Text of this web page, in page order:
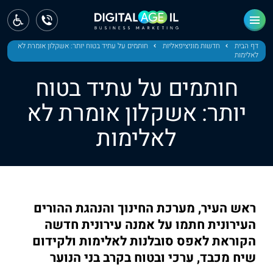
דף הבית חדשות מוניציפאליות
חותמים על עתיד בטוח יותר: אשקלון אומרת לא
לאלימות
חותמים על עתיד בטוח
יותר: אשקלון אומרת לא
לאלימות
ראש העיר, מערכת החינוך והנהגת ההורים
העירונית חתמו על אמנה עירונית חדשה
הקוראת לאפס סובלנות לאלימות ולקידום
שיח מכבד, ערכי ובטוח בקרב בני הנוער
ראשי
חדשות
מחוז חיפה
מחוז מרכז
תל אביב